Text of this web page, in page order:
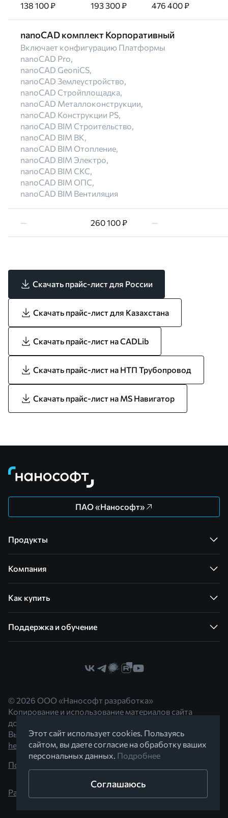
138 100 ₽ 193 300 ₽ 476 400 ₽
nanoCAD комплект Корпоративный
Включает конфигурацию Платформы
nanoCAD Pro,
nanoCAD GeoniCS,
nanoCAD Землеустройство,
nanoCAD Стройплощадка,
nanoCAD Металлоконструкции,
nanoCAD Конструкции PS,
nanoCAD BIM Строительство,
nanoCAD BIM ВК,
nanoCAD BIM Отопление,
nanoCAD BIM Электро,
nanoCAD BIM СКС,
nanoCAD BIM ОПС,
nanoCAD BIM Вентиляция
— 260 100 ₽ —
Скачать прайс-лист для России
Скачать прайс-лист для Казахстана
Скачать прайс-лист на CADLib
Скачать прайс-лист на НТП Трубопровод
Скачать прайс-лист на MS Навигатор
ПАО «Нанософт»
Продукты
Компания
Как купить
Поддержка и обучение
© 2026 ООО «Нанософт разработка»
Копирование и использование материалов сайта
допускается с согласия правообладателя.
Вы можете обратиться к нам по адресу
hello@nanocad.ru
Политика конфиденциальности
Разработано в Braind
Этот сайт использует cookies. Пользуясь
сайтом, вы даете согласие на обработку ваших
персональных данных. Подробнее
Соглашаюсь